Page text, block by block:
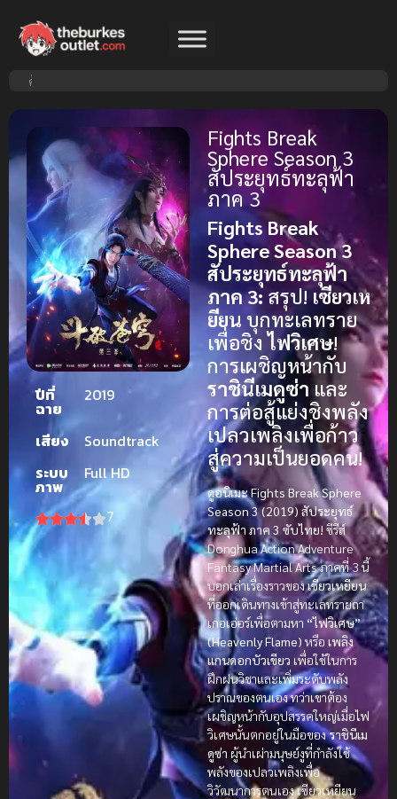
ปีที่
ฉาย
2019
เสียง
Soundtrack
ระบบ
ภาพ
Full HD
7
Fights Break
Sphere Season 3
สัประยุทธ์ทะลุฟ้า
ภาค 3
Fights Break
Sphere Season 3
สัประยุทธ์ทะลุฟ้า
ภาค 3: สรุป!เซียวเห
ยียน บุกทะเลทราย
เพื่อชิงไฟวิเศษ!
การเผชิญหน้ากับ
ราชินีเมดูซ่า และ
การต่อสู้แย่งชิงพลัง
เปลวเพลิงเพื่อก้าว
สู่ความเป็นยอดคน!
ดูอนิเมะ Fights Break Sphere
Season 3 (2019) สัประยุทธ์
ทะลุฟ้า ภาค 3 ซับไทย! ซีรีส์
Donghua Action Adventure
Fantasy Martial Arts ภาคที่ 3 นี้
บอกเล่าเรื่องราวของเซียวเหยียน
ที่ออกเดินทางเข้าสู่ทะเลทรายถา
เกอเอ่อร์เพื่อตามหา “ไฟวิเศษ”
(Heavenly Flame) หรือเพลิง
แกนดอกบัวเขียว เพื่อใช้ในการ
ฝึกฝนวิชาและเพิ่มระดับพลัง
ปราณของตนเอง ทว่าเขาต้อง
เผชิญหน้ากับอุปสรรคใหญ่เมื่อไฟ
วิเศษนั้นตกอยู่ในมือของราชินีเม
ดูซ่า ผู้นำเผ่ามนุษย์งูที่กำลังใช้
พลังของเปลวเพลิงเพื่อ
วิวัฒนาการตนเอง เซียวเหยียน